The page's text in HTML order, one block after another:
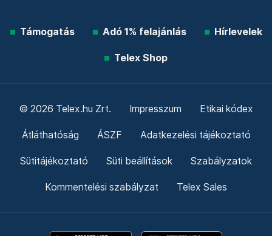
Támogatás Adó 1% felajánlás Hírlevelek
Telex Shop
© 2026 Telex.hu Zrt. Impresszum Etikai kódex
Átláthatóság ÁSZF Adatkezelési tájékoztató
Sütitájékoztató Süti beállítások Szabályzatok
Kommentelési szabályzat Telex Sales